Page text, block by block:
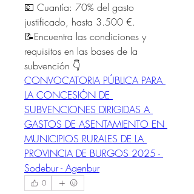
💶 Cuantía: 70% del gasto
justificado, hasta 3.500 €.
📝Encuentra las condiciones y
requisitos en las bases de la
subvención 👇
CONVOCATORIA PÚBLICA PARA
LA CONCESIÓN DE
SUBVENCIONES DIRIGIDAS A
GASTOS DE ASENTAMIENTO EN
MUNICIPIOS RURALES DE LA
PROVINCIA DE BURGOS 2025 -
Sodebur - Agenbur
0